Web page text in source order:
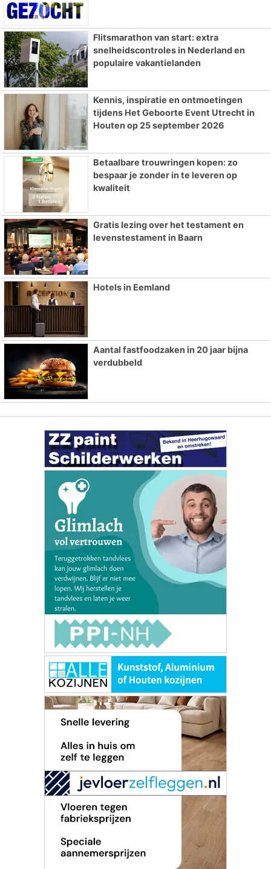
Flitsmarathon van start: extra
snelheidscontroles in Nederland en
populaire vakantielanden
Kennis, inspiratie en ontmoetingen
tijdens Het Geboorte Event Utrecht in
Houten op 25 september 2026
Betaalbare trouwringen kopen: zo
bespaar je zonder in te leveren op
kwaliteit
Gratis lezing over het testament en
levenstestament in Baarn
Hotels in Eemland
Aantal fastfoodzaken in 20 jaar bijna
verdubbeld